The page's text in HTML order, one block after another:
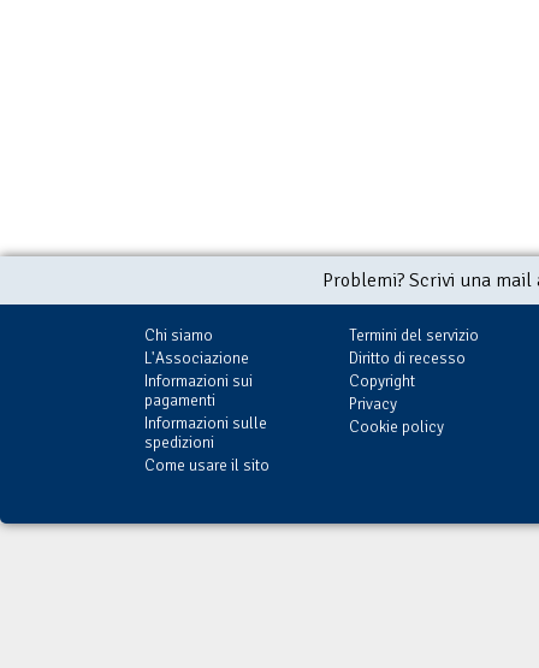
Problemi? Scrivi una
Chi siamo
L'Associazione
Informazioni sui
pagamenti
Informazioni sulle
spedizioni
Come usare il sito
Termini del servizio
Diritto di recesso
Copyright
Privacy
Cookie policy